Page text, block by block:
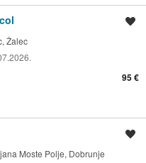
Žalec
95 €
Moste Polje, Dobrunje